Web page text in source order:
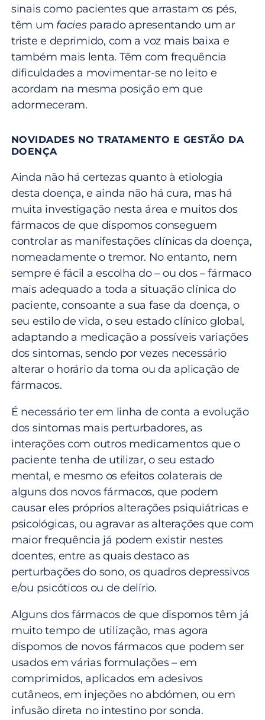
sinais como pacientes que arrastam os pés,
têm um facies parado apresentando um ar
triste e deprimido, com a voz mais baixa e
também mais lenta. Têm com frequência
dificuldades a movimentar-se no leito e
acordam na mesma posição em que
adormeceram.
NOVIDADES NO TRATAMENTO E GESTÃO DA
DOENÇA
Ainda não há certezas quanto à etiologia
desta doença, e ainda não há cura, mas há
muita investigação nesta área e muitos dos
fármacos de que dispomos conseguem
controlar as manifestações clínicas da doença,
nomeadamente o tremor. No entanto, nem
sempre é fácil a escolha do – ou dos – fármaco
mais adequado a toda a situação clínica do
paciente, consoante a sua fase da doença, o
seu estilo de vida, o seu estado clínico global,
adaptando a medicação a possíveis variações
dos sintomas, sendo por vezes necessário
alterar o horário da toma ou da aplicação de
fármacos.
É necessário ter em linha de conta a evolução
dos sintomas mais perturbadores, as
interações com outros medicamentos que o
paciente tenha de utilizar, o seu estado
mental, e mesmo os efeitos colaterais de
alguns dos novos fármacos, que podem
causar eles próprios alterações psiquiátricas e
psicológicas, ou agravar as alterações que com
maior frequência já podem existir nestes
doentes, entre as quais destaco as
perturbações do sono, os quadros depressivos
e/ou psicóticos ou de delírio.
Alguns dos fármacos de que dispomos têm já
muito tempo de utilização, mas agora
dispomos de novos fármacos que podem ser
usados em várias formulações – em
comprimidos, aplicados em adesivos
cutâneos, em injeções no abdómen, ou em
infusão direta no intestino por sonda.